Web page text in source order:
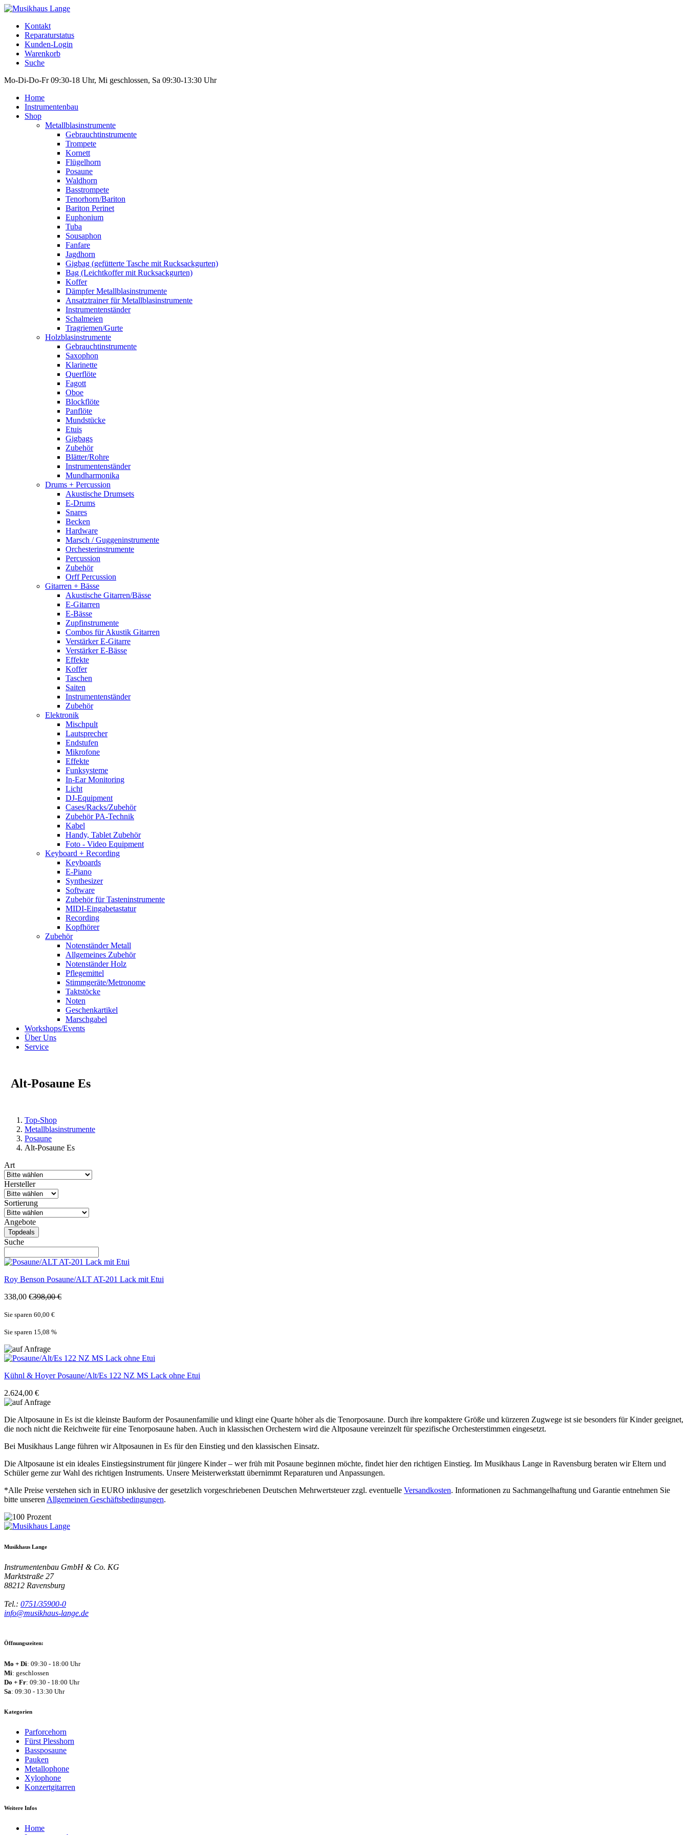
Kontakt
Reparaturstatus
Kunden-Login
Warenkorb
Suche
Mo-Di-Do-Fr 09:30-18 Uhr, Mi geschlossen, Sa 09:30-13:30 Uhr
Home
Instrumentenbau
Shop
Metallblasinstrumente
Gebrauchtinstrumente
Trompete
Kornett
Flügelhorn
Posaune
Waldhorn
Basstrompete
Tenorhorn/Bariton
Bariton Perinet
Euphonium
Tuba
Sousaphon
Fanfare
Jagdhorn
Gigbag (gefütterte Tasche mit Rucksackgurten)
Bag (Leichtkoffer mit Rucksackgurten)
Koffer
Dämpfer Metallblasinstrumente
Ansatztrainer für Metallblasinstrumente
Instrumentenständer
Schalmeien
Tragriemen/Gurte
Holzblasinstrumente
Gebrauchtinstrumente
Saxophon
Klarinette
Querflöte
Fagott
Oboe
Blockflöte
Panflöte
Mundstücke
Etuis
Gigbags
Zubehör
Blätter/Rohre
Instrumentenständer
Mundharmonika
Drums + Percussion
Akustische Drumsets
E-Drums
Snares
Becken
Hardware
Marsch / Guggeninstrumente
Orchesterinstrumente
Percussion
Zubehör
Orff Percussion
Gitarren + Bässe
Akustische Gitarren/Bässe
E-Gitarren
E-Bässe
Zupfinstrumente
Combos für Akustik Gitarren
Verstärker E-Gitarre
Verstärker E-Bässe
Effekte
Koffer
Taschen
Saiten
Instrumentenständer
Zubehör
Elektronik
Mischpult
Lautsprecher
Endstufen
Mikrofone
Effekte
Funksysteme
In-Ear Monitoring
Licht
DJ-Equipment
Cases/Racks/Zubehör
Zubehör PA-Technik
Kabel
Handy, Tablet Zubehör
Foto - Video Equipment
Keyboard + Recording
Keyboards
E-Piano
Synthesizer
Software
Zubehör für Tasteninstrumente
MIDI-Eingabetastatur
Recording
Kopfhörer
Zubehör
Notenständer Metall
Allgemeines Zubehör
Notenständer Holz
Pflegemittel
Stimmgeräte/Metronome
Taktstöcke
Noten
Geschenkartikel
Marschgabel
Workshops/Events
Über Uns
Service
Alt-Posaune Es
Top-Shop
Metallblasinstrumente
Posaune
Alt-Posaune Es
Art
Hersteller
Sortierung
Angebote
Topdeals
Suche
Roy Benson Posaune/ALT AT-201 Lack mit Etui
338,00 €398,00 €
Sie sparen 60,00 €
Sie sparen 15,08 %
Kühnl & HoyerPosaune/Alt/Es 122 NZ MS Lack ohne Etui
2.624,00 €
Die Altposaune in Es ist die kleinste Bauform der Posaunenfamilie und klingt eine Quarte höher als die Tenorposaune. Durch ihre kompaktere Größe und kürzeren Zugwege ist sie besonders für Kinder geeignet,
die noch nicht die Reichweite für eine Tenorposaune haben. Auch in klassischen Orchestern wird die Altposaune vereinzelt für spezifische Orchesterstimmen eingesetzt.
Bei Musikhaus Lange führen wir Altposaunen in Es für den Einstieg und den klassischen Einsatz.
Die Altposaune ist ein ideales Einstiegsinstrument für jüngere Kinder – wer früh mit Posaune beginnen möchte, findet hier den richtigen Einstieg. Im Musikhaus Lange in Ravensburg beraten wir Eltern und
Schüler gerne zur Wahl des richtigen Instruments. Unsere Meisterwerkstatt übernimmt Reparaturen und Anpassungen.
*Alle Preise verstehen sich in EURO inklusive der gesetzlich vorgeschriebenen Deutschen Mehrwertsteuer zzgl. eventuelle Versandkosten. Informationen zu Sachmangelhaftung und Garantie entnehmen Sie
bitte unseren Allgemeinen Geschäftsbedingungen.
Musikhaus Lange
Instrumentenbau GmbH & Co. KG
Marktstraße 27
88212 Ravensburg
Tel.: 0751/35900-0
info@musikhaus-lange.de
Öffnungszeiten:
Mo + Di: 09:30 - 18:00 Uhr
Mi: geschlossen
Do + Fr: 09:30 - 18:00 Uhr
Sa: 09:30 - 13:30 Uhr
Kategorien
Parforcehorn
Fürst Plesshorn
Bassposaune
Pauken
Metallophone
Xylophone
Konzertgitarren
Weitere Infos
Home